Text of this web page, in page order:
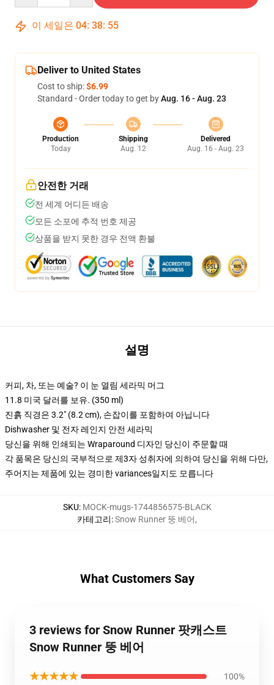
이 세일은 04: 38: 55
Deliver to United States
Cost to ship:$6.99
Standard - Order today to get byAug. 16 - Aug. 23
Production
Today
Shipping
Aug. 12
Delivered
Aug. 16 - Aug. 23
안전한 거래
전 세계 어디든 배송
모든 소포에 추적 번호 제공
상품을 받지 못한 경우 전액 환불
설명
커피, 차, 또는 예술? 이 눈 열림 세라믹 머그
11.8 미국 달러를 보유. (350 ml)
진흙 직경은 3.2" (8.2 cm), 손잡이를 포함하여 아닙니다
Dishwasher 및 전자 레인지 안전 세라믹
당신을 위해 인쇄되는 Wraparound 디자인 당신이 주문할 때
각 품목은 당신의 국부적으로 제3자 성취자에 의하여 당신을 위해 다만,
주어지는 제품에 있는 경미한 variances일지도 모릅니다
SKU: MOCK-mugs-1744856575-BLACK
카테고리:Snow Runner 뚱 베어,
What Customers Say
3 reviews for Snow Runner 팟캐스트
Snow Runner 뚱 베어
★★★★★ 100%